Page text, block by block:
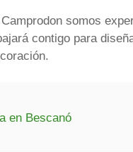
somos
contigo para
en Bescanó